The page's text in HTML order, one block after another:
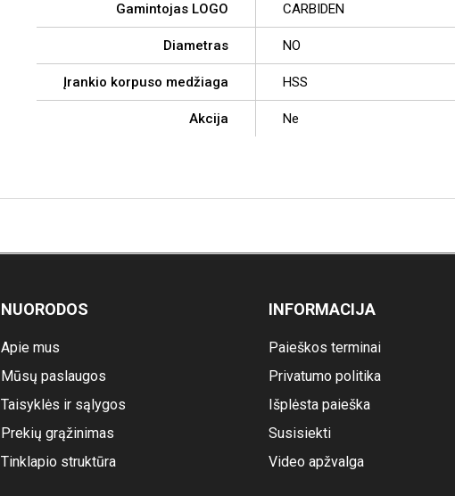
Gamintojas LOGO CARBIDEN
Diametras NO
Įrankio korpuso medžiaga HSS
Akcija Ne
NUORODOS
Apie mus
Mūsų paslaugos
Taisyklės ir sąlygos
Prekių grąžinimas
Tinklapio struktūra
INFORMACIJA
Paieškos terminai
Privatumo politika
Išplėsta paieška
Susisiekti
Video apžvalga